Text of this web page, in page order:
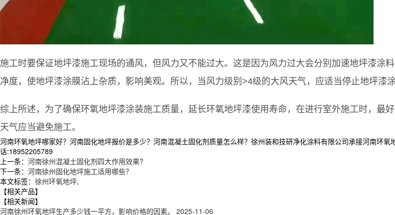
施工时要保证地坪漆施工现场的通风，但风力又不能过大。这是因为风力过大会分别加速地坪漆涂
净度，使地坪漆涂膜沾上杂质，影响美观。所以，当风力级别>4级的大风天气，应适当停止地坪漆涂
综上所述，为了确保环氧地坪漆涂装施工质量，延长环氧地坪漆使用寿命，在进行室外施工时，
天气应当避免施工。
河南环氧地坪哪家好？河南固化地坪报价是多少？河南混凝土固化剂质量怎么样？徐州装和技研净化涂料有限公司承接河南环
话:18952205789
上一条： 河南徐州混凝土固化剂四大作用效果?
下一条： 河南徐州固化地坪施工适用哪些？
本文标签： 徐州环氧地坪,
【相关产品】
【相关新闻】
河南徐州环氧地坪生产多少钱一平方，影响价格的因素。‌‌ 2025-11-06